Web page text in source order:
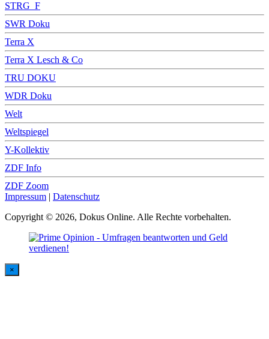
STRG_F
SWR Doku
Terra X
Terra X Lesch & Co
TRU DOKU
WDR Doku
Welt
Weltspiegel
Y-Kollektiv
ZDF Info
ZDF Zoom
Impressum | Datenschutz
Copyright © 2026, Dokus Online. Alle Rechte vorbehalten.
×